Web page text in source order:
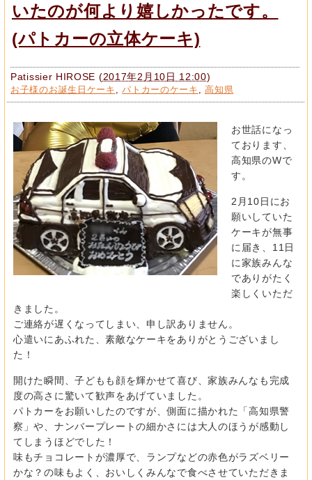
いたのが何より嬉しかったです。
(パトカーの立体ケーキ)
Patissier HIROSE (2017年2月10日 12:00)
お子様のお誕生日ケーキ ,パトカーのケーキ ,高知県
お世話になっ
ております、
高知県のWで
す。
2月10日にお
願いしていた
ケーキが無事
に届き、11日
に家族みんな
でありがたく
楽しくいただ
きました。
ご連絡が遅くなってしまい、申し訳ありません。
心遣いにあふれた、素敵なケーキをありがとうございまし
た！
開けた瞬間、子どもも顔を輝かせて喜び、家族みんなも完成
度の高さに驚いて歓声をあげていました。
パトカーをお願いしたのですが、側面に描かれた「高知県警
察」や、ナンバープレートの細かさには大人のほうが感動し
てしまうほどでした！
味もチョコレートが濃厚で、ランプなどの赤色がラズベリー
かな？の味もよく、おいしくみんなで食べさせていただきま